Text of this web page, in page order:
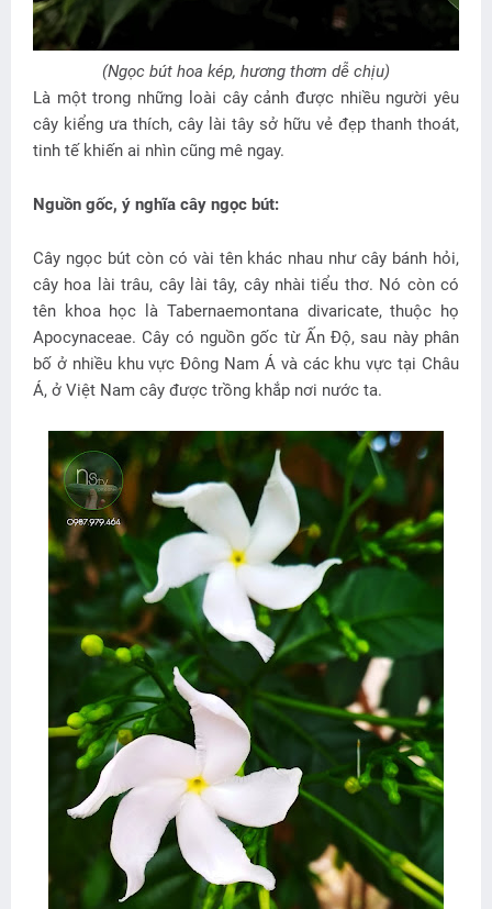
(Ngọc bút hoa kép, hương thơm dễ chịu)
Là một trong những loài cây cảnh được nhiều người yêu
cây kiểng ưa thích, cây lài tây sở hữu vẻ đẹp thanh thoát,
tinh tế khiến ai nhìn cũng mê ngay.
Nguồn gốc, ý nghĩa cây ngọc bút:
Cây ngọc bút còn có vài tên khác nhau như cây bánh hỏi,
cây hoa lài trâu, cây lài tây, cây nhài tiểu thơ. Nó còn có
tên khoa học là Tabernaemontana divaricate, thuộc họ
Apocynaceae. Cây có nguồn gốc từ Ấn Độ, sau này phân
bố ở nhiều khu vực Đông Nam Á và các khu vực tại Châu
Á, ở Việt Nam cây được trồng khắp nơi nước ta.